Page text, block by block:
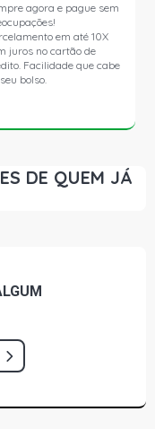
agora e pague sem
em até 10X
juros no cartão de
Facilidade que cabe
bolso.
DE QUEM JÁ